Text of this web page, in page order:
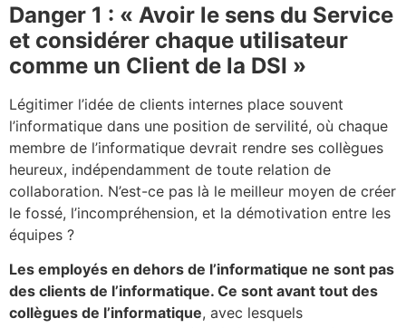
Danger 1 : « Avoir le sens du Service
et considérer chaque utilisateur
comme un Client de la DSI »
Légitimer l’idée de clients internes place souvent
l’informatique dans une position de servilité, où chaque
membre de l’informatique devrait rendre ses collègues
heureux, indépendamment de toute relation de
collaboration. N’est-ce pas là le meilleur moyen de créer
le fossé, l’incompréhension, et la démotivation entre les
équipes ?
Les employés en dehors de l’informatique ne sont pas
des clients de l’informatique. Ce sont avant tout des
collègues de l’informatique, avec lesquels